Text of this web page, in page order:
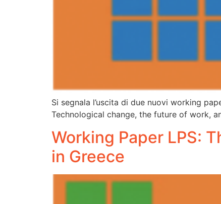
Si segnala l’uscita di due nuovi working
Technological change, the future of work,
Working Paper LPS:
in Greece